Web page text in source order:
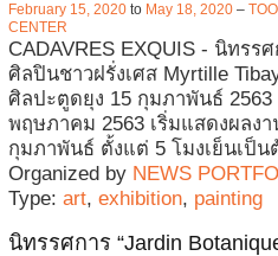
February 15, 2020 to May 18, 2020 –
CENTER
CADAVRES EXQUIS - นิทรร
ศิลปินชาวฝรั่งเศส Myrtille
ศิลปะตูดยุง 15 กุมภาพันธ์ 2563
พฤษภาคม 2563 เริ่มแสดงผลง
กุมภาพันธ์ ตั้งแต่ 5 โมงเย็นเป็น
Organized by NEWS
Type: art, exhibition, painting
นิทรรศการ “Jardin